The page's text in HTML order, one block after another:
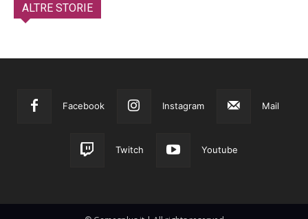
ALTRE STORIE
Facebook Instagram Mail
Twitch Youtube